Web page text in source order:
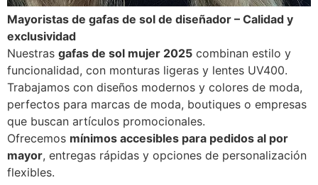
Mayoristas de gafas de sol de diseñador – Calidad y
exclusividad
Nuestras gafas de sol mujer 2025 combinan estilo y
funcionalidad, con monturas ligeras y lentes UV400.
Trabajamos con diseños modernos y colores de moda,
perfectos para marcas de moda, boutiques o empresas
que buscan artículos promocionales.
Ofrecemos mínimos accesibles para pedidos al por
mayor, entregas rápidas y opciones de personalización
flexibles.